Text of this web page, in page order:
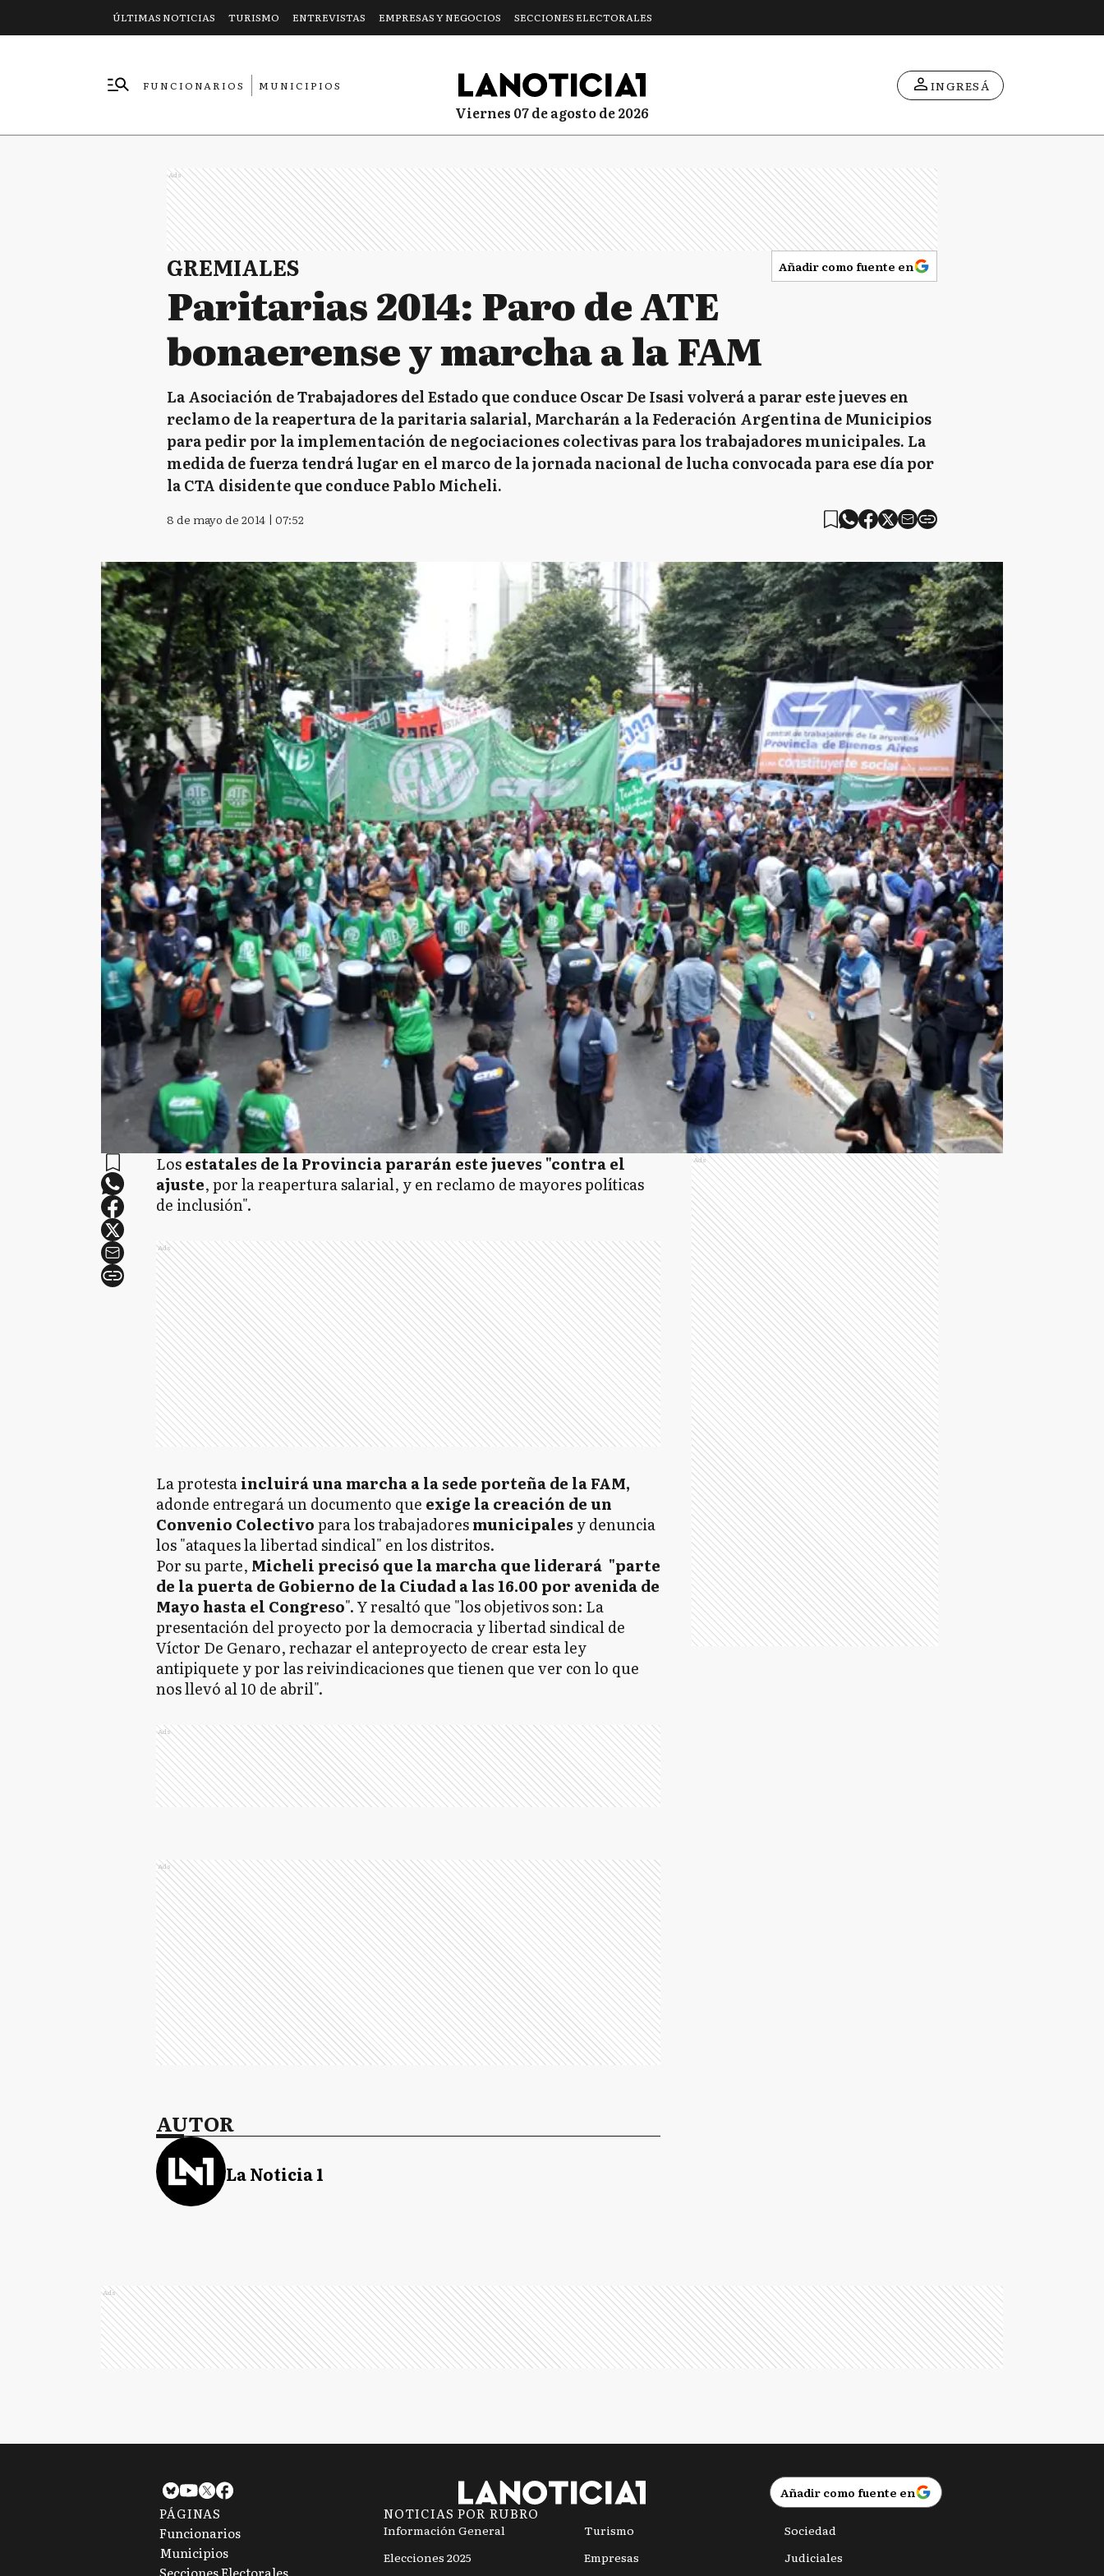
ÚLTIMAS NOTICIAS TURISMO ENTREVISTAS EMPRESAS Y NEGOCIOS SECCIONES ELECTORALES
FUNCIONARIOS
MUNICIPIOS
viernes 07 de agosto de 2026
INGRESÁ
Ads
GREMIALES Añadir como fuente en
Paritarias 2014: Paro de ATE
bonaerense y marcha a la FAM
La Asociación de Trabajadores del Estado que conduce Oscar De Isasi volverá a parar este jueves en
reclamo de la reapertura de la paritaria salarial, Marcharán a la Federación Argentina de Municipios
para pedir por la implementación de negociaciones colectivas para los trabajadores municipales. La
medida de fuerza tendrá lugar en el marco de la jornada nacional de lucha convocada para ese día por
la CTA disidente que conduce Pablo Micheli.
8 de mayo de 2014 | 07:52
Losestatales de la Provincia pararán este jueves "contra el
ajuste, por la reapertura salarial, y en reclamo de mayores políticas
de inclusión".
Ads
La protestaincluirá una marcha a la sede porteña de la FAM,
adonde entregará un documento que exige la creación de un
Convenio Colectivopara los trabajadoresmunicipales y denuncia
los "ataques la libertad sindical" en los distritos.
Por su parte, Micheli precisó que la marcha que liderará "parte
de la puerta de Gobierno de la Ciudad a las 16.00 por avenida de
Mayo hasta el Congreso". Y resaltó que "los objetivos son: La
presentación del proyecto por la democracia y libertad sindical de
Víctor De Genaro, rechazar el anteproyecto de crear esta ley
antipiquete y por las reivindicaciones que tienen que ver con lo que
nos llevó al 10 de abril".
Ads
Ads
AUTOR
La Noticia 1
Ads
Ads
Añadir como fuente en
PÁGINAS
Funcionarios
Municipios
NOTICIAS POR RUBRO
Información General
Elecciones 2025
Turismo
Empresas
Sociedad
Judiciales